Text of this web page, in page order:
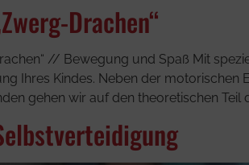
Drachen“
// Bewegung und Spaß Mit
Ihres Kindes. Neben der
gehen wir auf den theoretischen